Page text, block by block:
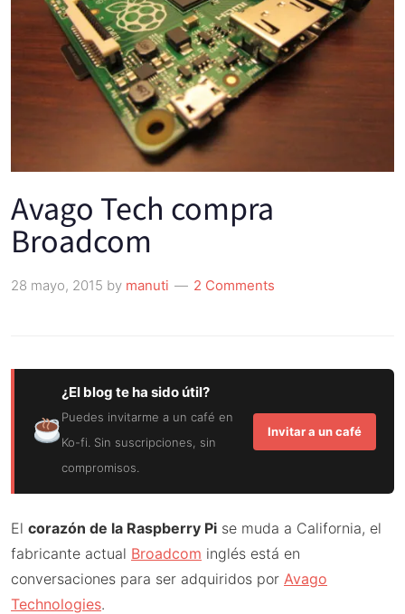
Avago Tech compra
Broadcom
28 mayo, 2015 by manuti 2 Comments
¿El blog te ha sido útil?
Puedes invitarme a un café en
Ko-fi. Sin suscripciones, sin
compromisos.
Invitar a un café
El corazón de la Raspberry Pi se muda a California, el
fabricante actual Broadcom inglés está en
conversaciones para ser adquiridos por Avago
Technologies.